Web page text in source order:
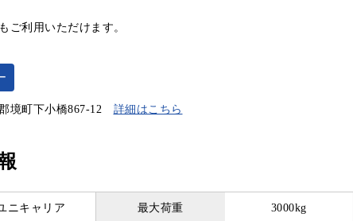
ご利用いただけます。
境町下小橋867-12 詳細はこちら
ニキャリア 最大荷重 3000kg